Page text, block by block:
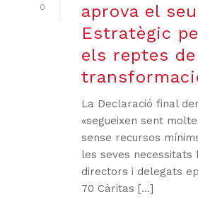
0
aprova el
Estratègic
els reptes
La Declaració final
«segueixen sent
sense recursos
les seves necessitats
directors i delegats
70 Càritas [...]